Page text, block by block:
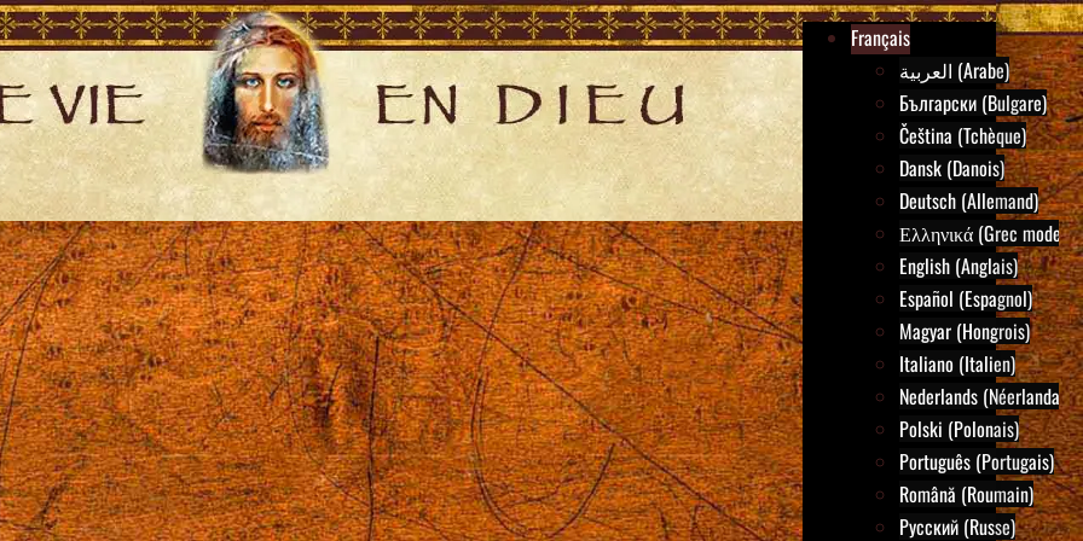
Français
العربية (Arabe)
Български (Bulgare)
Čeština (Tchèque)
Dansk (Danois)
Deutsch (Allemand)
Ελληνικά (Grec
English (Anglais)
Español (Espagnol)
Magyar (Hongrois)
Italiano (Italien)
Nederlands (Néerlandais)
Polski (Polonais)
Português (Portugais)
Română (Roumain)
Русский (Russe)